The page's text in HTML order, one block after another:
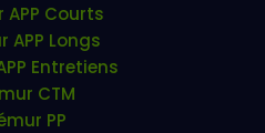
APP Courts
APP Longs
Entretiens
CTM
PP